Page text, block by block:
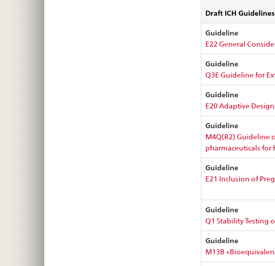
Draft ICH Guidelines
Guideline
E22 General
Guideline
Q3E Guideline for
Guideline
E20 Adaptive
Guideline
M4Q(R2) Guideline
pharmaceuticals for
Guideline
E21 Inclusion of
Guideline
Q1 Stability Testing
Guideline
M13B